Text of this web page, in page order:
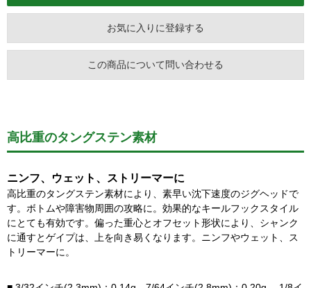
お気に入りに登録する
この商品について問い合わせる
高比重のタングステン素材
ニンフ、ウェット、ストリーマーに
高比重のタングステン素材により、素早い沈下速度のジグヘッドで
す。ボトムや障害物周囲の攻略に。効果的なキールフックスタイル
にとても有効です。偏った重心とオフセット形状により、シャンク
に通すとゲイプは、上を向き易くなります。ニンフやウェット、ス
トリーマーに。